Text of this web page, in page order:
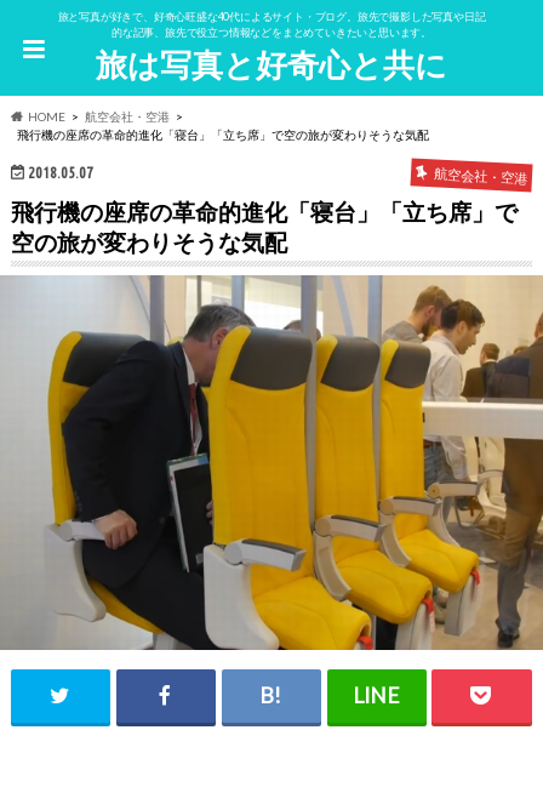
旅と写真が好きで、好奇心旺盛な40代によるサイト・ブログ。旅先で撮影した写真や日記
的な記事、旅先で役立つ情報などをまとめていきたいと思います。
旅は写真と好奇心と共に
HOME
航空会社・空港
飛行機の座席の革命的進化「寝台」「立ち席」で空の旅が変わりそうな気配
2018.05.07 航空会社・空港
飛行機の座席の革命的進化「寝台」「立ち席」で
空の旅が変わりそうな気配